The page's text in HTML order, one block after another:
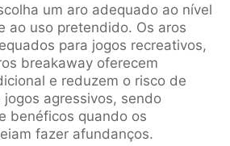
um aro adequado ao nível
ao uso pretendido. Os aros
para jogos recreativos,
breakaway oferecem
e reduzem o risco de
agressivos, sendo
benéficos quando os
fazer afundanços.